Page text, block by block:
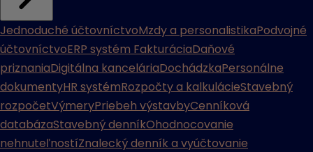
Jednoduché účtovníctvoMzdy a personalistikaPodvojné
účtovníctvoERP systém FakturáciaDaňové
priznaniaDigitálna kanceláriaDochádzkaPersonálne
dokumentyHR systémRozpočty a kalkulácieStavebný
rozpočetVýmeryPriebeh výstavbyCenníková
databázaStavebný denníkOhodnocovanie
nehnuteľnostíZnalecký denník a vyúčtovanie